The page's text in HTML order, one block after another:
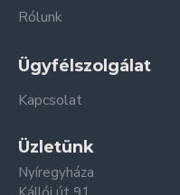
Rólunk
Ügyfélszolgálat
Kapcsolat
Üzletünk
Nyíregyháza